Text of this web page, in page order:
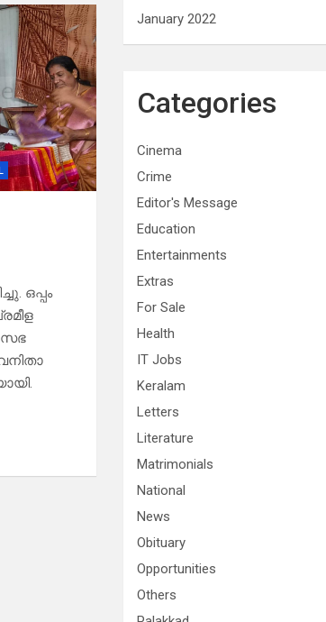
ഒപ്പം
January 2022
Categories
Cinema
Crime
Editor's Message
Education
Entertainments
Extras
For Sale
Health
IT Jobs
Keralam
Letters
Literature
Matrimonials
National
News
Obituary
Opportunities
Others